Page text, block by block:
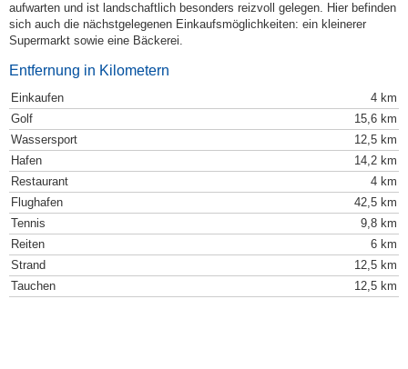
aufwarten und ist landschaftlich besonders reizvoll gelegen. Hier befinden
sich auch die nächstgelegenen Einkaufsmöglichkeiten: ein kleinerer
Supermarkt sowie eine Bäckerei.
Entfernung in Kilometern
Einkaufen
4 km
Golf
15,6 km
Wassersport
12,5 km
Hafen
14,2 km
Restaurant
4 km
Flughafen
42,5 km
Tennis
9,8 km
Reiten
6 km
Strand
12,5 km
Tauchen
12,5 km